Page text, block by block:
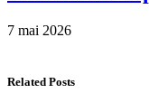
7 mai 2026
Related Posts